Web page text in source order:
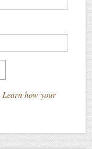
Learn how your